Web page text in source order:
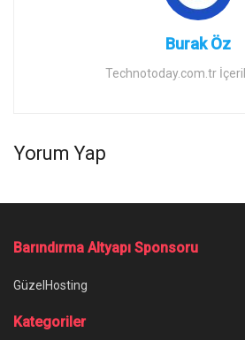
Burak Öz
Technotoday.com.tr
Yorum Yap
Barındırma Altyapı Sponsoru
GüzelHosting
Kategoriler